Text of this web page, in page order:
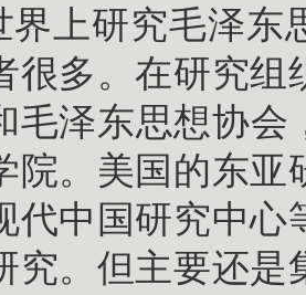
界上研究毛泽东
很多。在研究
毛泽东思想协会
院。美国的东
代中国研究中心
究。但主要还